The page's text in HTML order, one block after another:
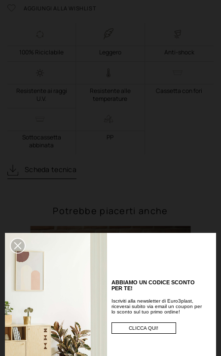
AGGIUNGI ALLA WISHLIST
100% Riciclabile Leggero Anti-shock
Resistente ai raggi
U.V.
Resistente alle
temperature
Cassetta con fori
Sottocassetta
abbinata
PP
Scheda tecnica
Potrebbe piacerti anche
ABBIAMO UN CODICE SCONTO
PER TE!
Iscriviti alla newsletter di Euro3plast,
riceverai subito via email un coupon per
lo sconto sul tuo primo ordine!
CLICCA QUI!